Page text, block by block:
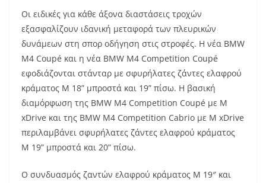
Οι ειδικές για κάθε άξονα διαστάσεις τροχών
εξασφαλίζουν ιδανική μεταφορά των πλευρικών
δυνάμεων στη σπορ οδήγηση στις στροφές. Η νέα BMW
M4 Coupé και η νέα BMW M4 Competition Coupé
εφοδιάζονται στάνταρ με σφυρήλατες ζάντες ελαφρού
κράματος M 18” μπροστά και 19” πίσω. Η βασική
διαμόρφωση της BMW M4 Competition Coupé με M
xDrive και της BMW M4 Competition Cabrio με M xDrive
περιλαμβάνει σφυρήλατες ζάντες ελαφρού κράματος
M 19” μπροστά και 20” πίσω.
Ο συνδυασμός ζαντών ελαφρού κράματος M 19″ και